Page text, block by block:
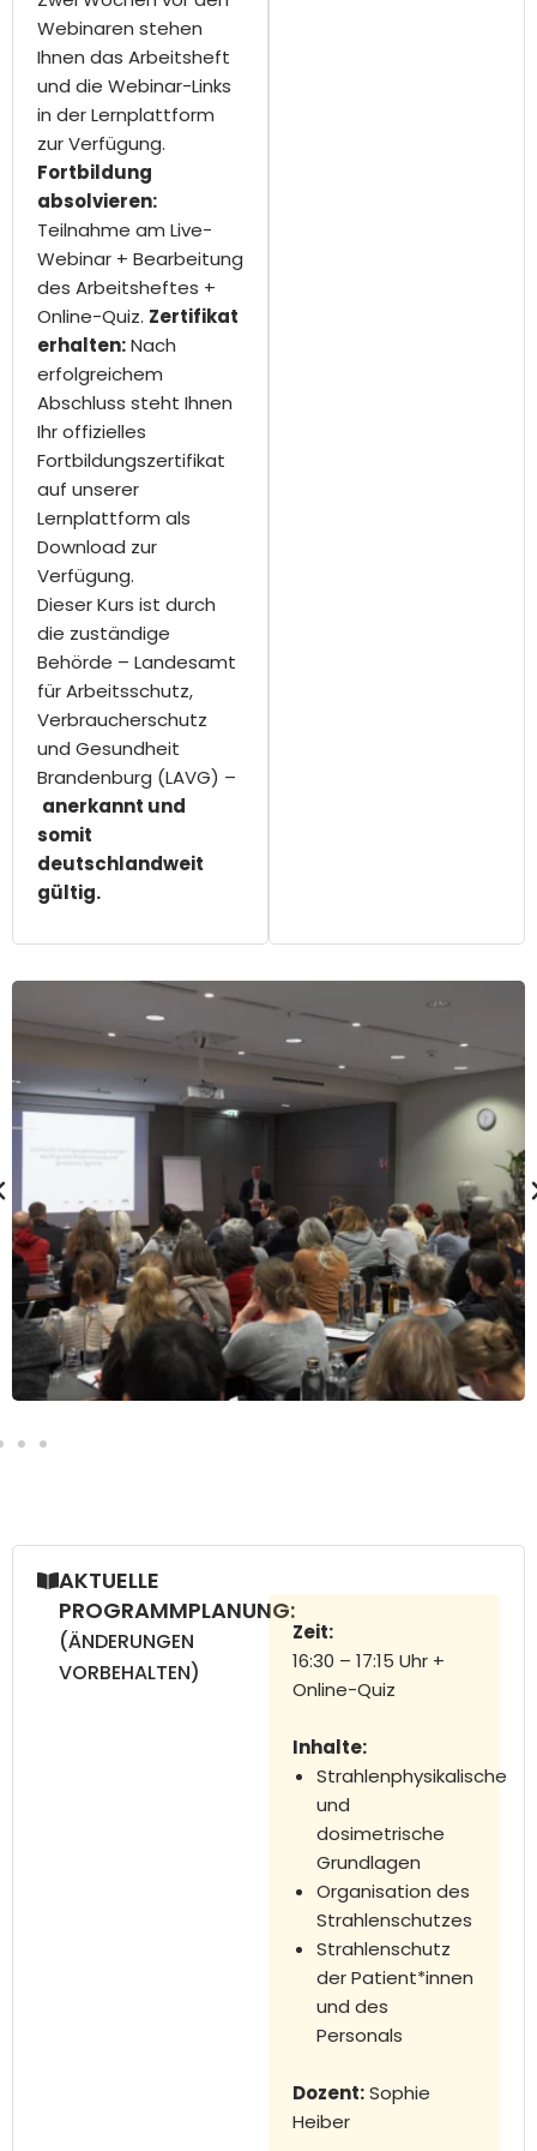
Webinaren stehen
Ihnen das Arbeitsheft
und die Webinar-Links
in der Lernplattform
zur Verfügung.
Fortbildung
absolvieren:
Teilnahme am Live-
Webinar + Bearbeitung
des Arbeitsheftes +
Online-Quiz. Zertifikat
erhalten:Nach
erfolgreichem
Abschluss steht Ihnen
Ihr offizielles
Fortbildungszertifikat
auf unserer
Lernplattform als
Download zur
Dieser Kurs ist durch
die zuständige
Behörde – Landesamt
für Arbeitsschutz,
Verbraucherschutz
und Gesundheit
Brandenburg (LAVG) –
anerkannt und
somit
deutschlandweit
gültig.
AKTUELLE
PROGRAMMPLANUNG:
(ÄNDERUNGEN
VORBEHALTEN)
Zeit:
16:30 – 17:15 Uhr +
Online-Quiz
Inhalte:
Strahlenphysikalische
und
dosimetrische
Grundlagen
Organisation des
Strahlenschutzes
Strahlenschutz
der Patient*innen
und des
Personals
Dozent:Sophie
Heiber